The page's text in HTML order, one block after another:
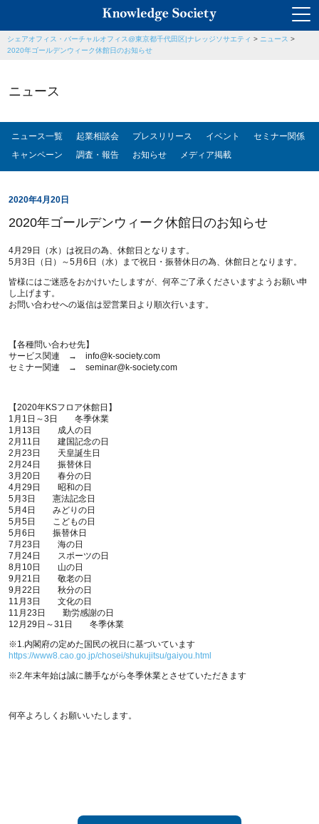
シェアオフィス・バーチャルオフィス@東京都千代田区|ナレッジソサエティ > ニュース >
2020年ゴールデンウィーク休館日のお知らせ
ニュース
ニュース一覧 起業相談会 プレスリリース イベント
セミナー関係
キャンペーン
調査・報告 お知らせ メディア掲載
2020年4月20日
2020年ゴールデンウィーク休館日のお知らせ
4月29日（水）は祝日の為、休館日となります。
5月3日（日）～5月6日（水）まで祝日・振替休日の為、休館日となります。
皆様にはご迷惑をおかけいたしますが、何卒ご了承くださいますようお願い申
し上げます。
お問い合わせへの返信は翌営業日より順次行います。
【各種問い合わせ先】
サービス関連 → info@k-society.com
セミナー関連 → seminar@k-society.com
【2020年KSフロア休館日】
1月1日～3日 冬季休業
1月13日 成人の日
2月11日 建国記念の日
2月23日 天皇誕生日
2月24日 振替休日
3月20日 春分の日
4月29日 昭和の日
5月3日 憲法記念日
5月4日 みどりの日
5月5日 こどもの日
5月6日 振替休日
7月23日 海の日
7月24日 スポーツの日
8月10日 山の日
9月21日 敬老の日
9月22日 秋分の日
11月3日 文化の日
11月23日 勤労感謝の日
12月29日～31日 冬季休業
※1.内閣府の定めた国民の祝日に基づいています
https://www8.cao.go.jp/chosei/shukujitsu/gaiyou.html
※2.年末年始は誠に勝手ながら冬季休業とさせていただきます
何卒よろしくお願いいたします。